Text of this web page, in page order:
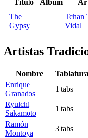
Título Álbum
The
Gypsy
Tchan
Vidal
Artistas
Nombre Tablatura
Enrique
Granados
1 tabs
Ryuichi
Sakamoto
1 tabs
Ramón
Montoya
3 tabs